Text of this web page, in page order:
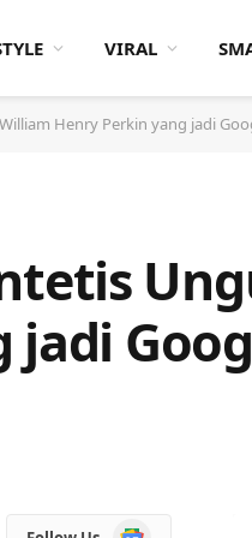
VIRAL
Henry Perkin yang jadi
Google